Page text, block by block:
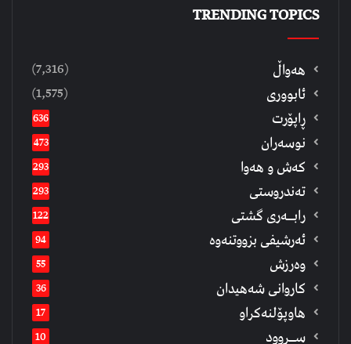
TRENDING TOPICS
هەواڵ (7,316)
ئابووری (1,575)
ڕاپۆرت 636
نوسەران 473
كەش و هەوا 293
تەندروستی 293
رابــه‌ری گشتی 122
ئەرشیفى بزووتنەوە 94
وەرزش 55
كاروانی شەهیدان 36
هاوپۆلنەكراو 17
ســروود 10